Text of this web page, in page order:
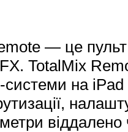
— це
TotalMix
системи на